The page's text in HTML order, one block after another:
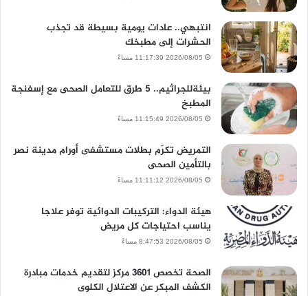
انتبهي.. عادات يومية بسيطة قد تجذب
الحشرات إلى مطبخك
2026/08/05 11:17:39 مساءً
بيئةللجراثيم.. 5 طرق للتعامل الصحى مع إسفنجة
المطبخ
2026/08/05 11:15:49 مساءً
التمريض تكرّم بطلات مستشفى أورام مدينة نصر
بالتأمين الصحى
2026/08/05 11:11:12 مساءً
هيئة الدواء: التركيبات الدوائية توفر علاجا
يناسب احتياجات كل مريض
2026/08/05 8:47:53 مساءً
الصحة تخصص 3601 مركز لتقديم خدمات مبادرة
الكشف المبكر عن الاعتلال الكلوى